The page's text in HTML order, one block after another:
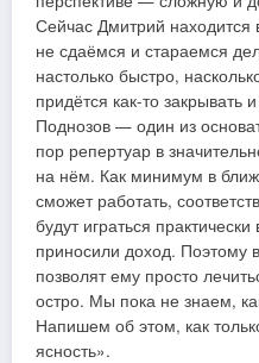
Сейчас Дмитрий
не сдаёмся и стараемся
настолько быстро,
придётся как-то
Поднозов — один из
пор репертуар в
на нём. Как минимум в
сможет работать,
будут играться
приносили доход. Поэтому
позволят ему просто
остро. Мы пока не знаем,
Напишем об этом, как
ясность».